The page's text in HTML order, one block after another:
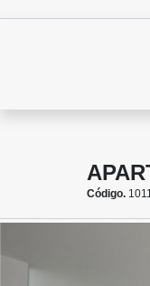
Código.